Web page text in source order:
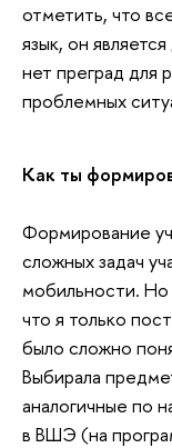
отметить, что
язык, он
нет преград для
проблемных
Как ты
Формирование
сложных задач
мобильности. Но
что я только
было сложно
Выбирала
аналогичные по
в ВШЭ (на